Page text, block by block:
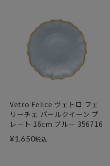
Vetro Felice ヴェトロ フェ
リーチェ パールクイーン プ
レート 16cm ブルー 356716
¥1,650税込